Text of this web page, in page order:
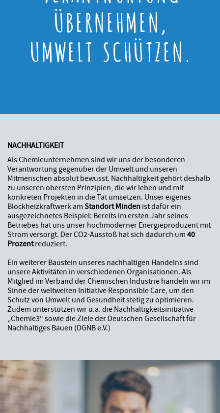
ÜBERNEHMEN,
UMWELT SCHÜTZEN.
NACHHALTIGKEIT
Als Chemieunternehmen sind wir uns der besonderen
Verantwortung gegenüber der Umwelt und unseren
Mitmenschen absolut bewusst. Nachhaltigkeit gehört deshalb
zu unseren obersten Prinzipien, die wir leben und mit
konkreten Projekten in die Tat umsetzen. Unser eigenes
Blockheizkraftwerk am Standort Minden ist dafür ein
ausgezeichnetes Beispiel: Bereits im ersten Jahr seines
Betriebes hat uns unser hochmoderner Energieproduzent mit
Strom versorgt. Der CO2-Ausstoß hat sich dadurch um 40
Prozentreduziert.
Ein weiterer Baustein unseres nachhaltigen Handelns sind
unsere Aktivitäten in verschiedenen Organisationen. Als
Mitglied im Verband der Chemischen Industrie handeln wir im
Sinne der weltweiten Initiative Responsible Care, um den
Schutz von Umwelt und Gesundheit stetig zu optimieren.
Zudem unterstützen wir u.a. die Nachhaltigkeitsinitiative
„Chemie3“ sowie die Ziele der Deutschen Gesellschaft für
Nachhaltiges Bauen (DGNB e.V.)